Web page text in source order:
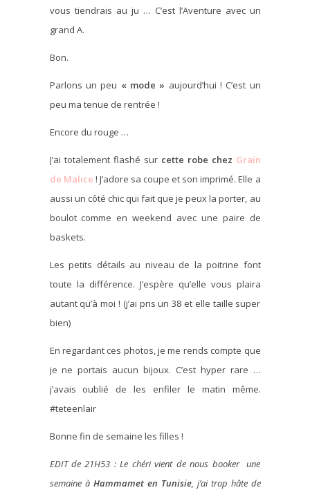
vous tiendrais au ju … C’est l’Aventure avec un
grand A.
Bon.
Parlons un peu « mode » aujourd’hui ! C’est un
peu ma tenue de rentrée !
Encore du rouge …
J’ai totalement flashé surcette robe chez Grain
de Malice ! J’adore sa coupe et son imprimé. Elle a
aussi un côté chic qui fait que je peux la porter, au
boulot comme en weekend avec une paire de
baskets.
Les petits détails au niveau de la poitrine font
toute la différence. J’espère qu’elle vous plaira
autant qu’à moi ! (j’ai pris un 38 et elle taille super
bien)
En regardant ces photos, je me rends compte que
je ne portais aucun bijoux. C’est hyper rare …
j’avais oublié de les enfiler le matin même.
#teteenlair
Bonne fin de semaine les filles !
EDIT de 21H53 : Le chéri vient de nous booker une
semaine à Hammamet en Tunisie, j’ai trop hâte de